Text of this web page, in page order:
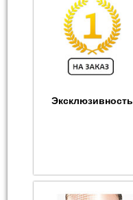
Эксклюзивность